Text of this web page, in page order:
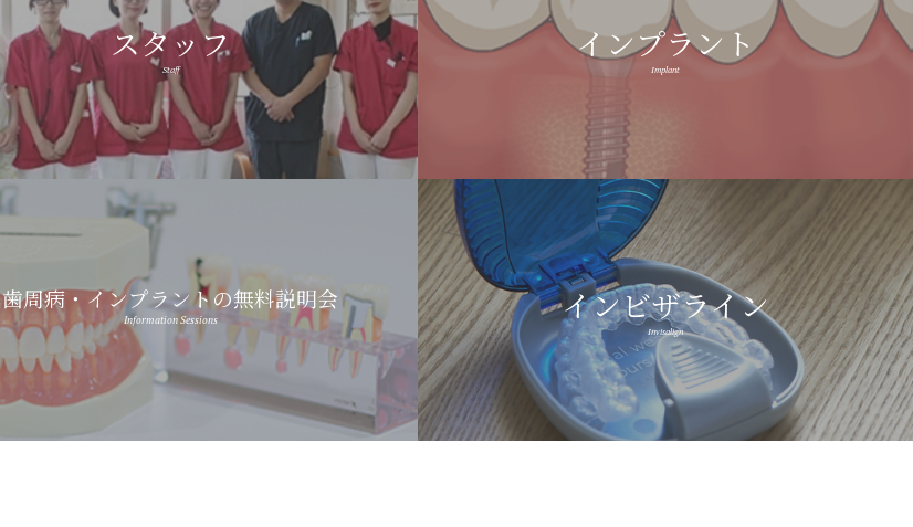
スタッフ
Staff
インプラント
Implant
歯周病・インプラントの無料説明会
Information Sessions インビザライン
Invisalign